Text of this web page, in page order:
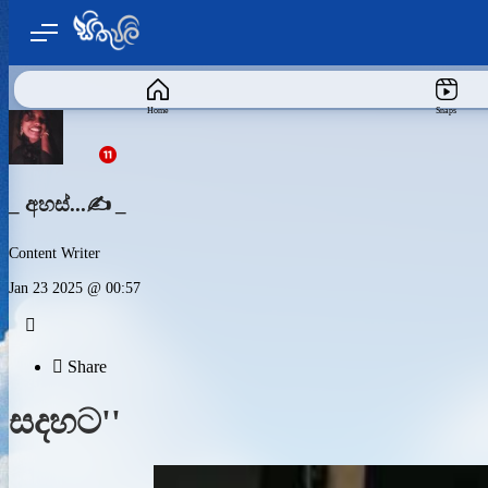
Home Snaps
_ අහස්...✍️ _
Content Writer
Jan 23 2025 @ 00:57

 Share
සදහට''